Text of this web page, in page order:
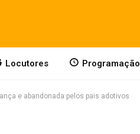
Locutores Programação
e abandonada pelos pais adotivos